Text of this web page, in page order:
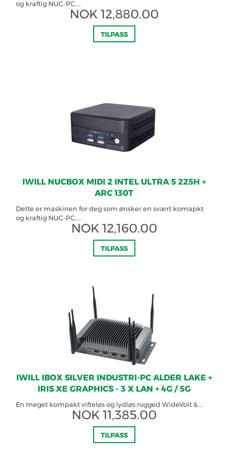
og kraftig NUC-PC,...
NOK 12,880.00
TILPASS
IWILL NUCBOX MIDI 2 INTEL ULTRA 5 225H +
ARC 130T
Dette er maskinen for deg som ønsker en svært komapkt
og kraftig NUC-PC,...
NOK 12,160.00
TILPASS
IWILL IBOX SILVER INDUSTRI-PC ALDER LAKE +
IRIS XE GRAPHICS - 3 X LAN + 4G / 5G
En meget kompakt vifteløs og lydløs rugged WideVolt &...
NOK 11,385.00
TILPASS